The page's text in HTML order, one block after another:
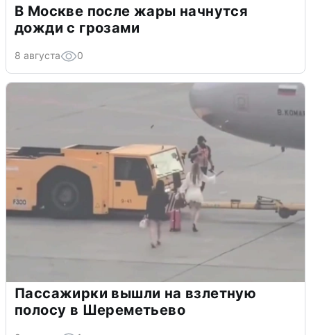
В Москве после жары начнутся
дожди с грозами
8 августа 0
Пассажирки вышли на взлетную
полосу в Шереметьево